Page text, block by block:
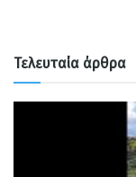
Τελευταία άρθρα